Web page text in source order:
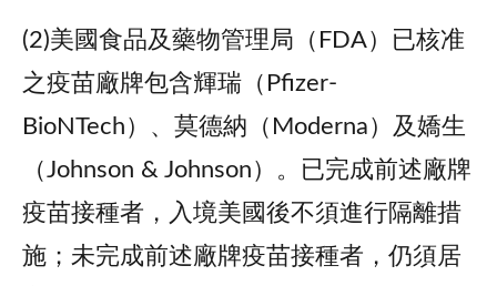
(2)美國食品及藥物管理局（FDA）已核准
之疫苗廠牌包含輝瑞（Pfizer-
BioNTech）、莫德納（Moderna）及嬌生
（Johnson & Johnson）。已完成前述廠牌
疫苗接種者，入境美國後不須進行隔離措
施；未完成前述廠牌疫苗接種者，仍須居